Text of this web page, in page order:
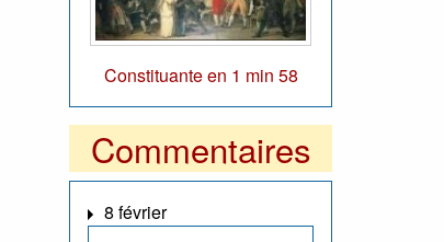
Constituante en 1 min 58
Commentaires
8 février